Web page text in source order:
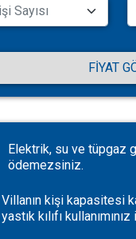
FIYAT
Elektrik, su ve tüpgaz
ödemezsiniz.
Villanın kişi kapasitesi
yastık kılıfı